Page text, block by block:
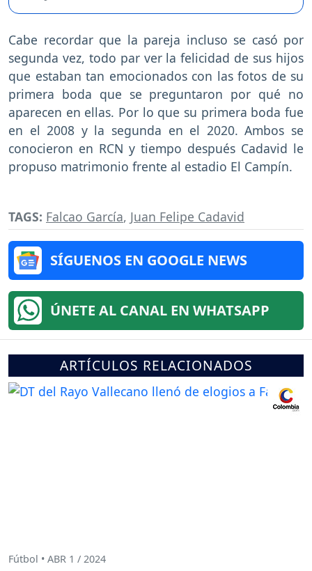
Cabe recordar que la pareja incluso se casó por
segunda vez, todo par ver la felicidad de sus hijos
que estaban tan emocionados con las fotos de su
primera boda que se preguntaron por qué no
aparecen en ellas. Por lo que su primera boda fue
en el 2008 y la segunda en el 2020. Ambos se
conocieron en RCN y tiempo después Cadavid le
propuso matrimonio frente al estadio El Campín.
TAGS: Falcao García, Juan Felipe Cadavid
SÍGUENOS EN GOOGLE NEWS
ÚNETE AL CANAL EN WHATSAPP
ARTÍCULOS RELACIONADOS
Fútbol • ABR 1 / 2024